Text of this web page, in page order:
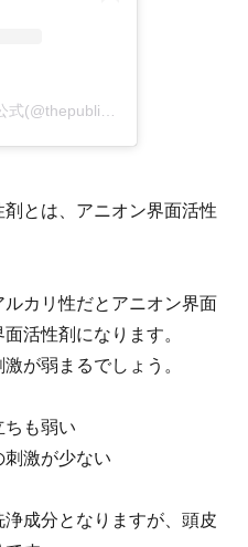
とは、アニオン界面活性
カリ性だとアニオン界面
活性剤になります。
が弱まるでしょう。
ちも弱い
刺激が少ない
浄成分となりますが、頭皮